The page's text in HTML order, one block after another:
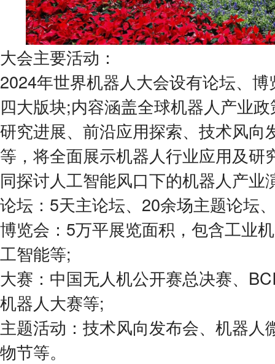
大会主要活动：
2024年世界机器人大会设有论坛、
四大版块;内容涵盖全球机器人产业
研究进展、前沿应用探索、技术风向
等，将全面展示机器人行业应用及研
同探讨人工智能风口下的机器人产业
论坛：5天主论坛、20余场主题论坛
博览会：5万平展览面积，包含工业
工智能等;
大赛：中国无人机公开赛总决赛、
机器人大赛等;
主题活动：技术风向发布会、机器人
物节等。